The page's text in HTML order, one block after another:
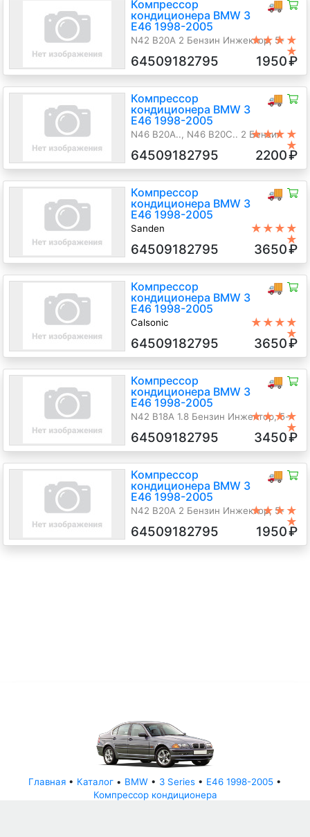
🚚
Компрессор
кондиционера BMW 3
E46 1998-2005
N42 B20A 2 Бензин Инжектор, 5-
★★★★
★
64509182795 1950₽
🚚
Компрессор
кондиционера BMW 3
E46 1998-2005
N46 B20A.., N46 B20C.. 2 Бензин
Инжектор, автомат, Седан, темно-
синий, 2005 г.в.
★★★★
★
64509182795 2200₽
🚚
Компрессор
кондиционера BMW 3
E46 1998-2005
Sanden
N42 B18A 1.8 Бензин Инжектор, 5-
ст.мех., Седан, синий, 2003 г.в.
★★★★
★
64509182795 3650₽
🚚
Компрессор
кондиционера BMW 3
E46 1998-2005
Calsonic
ст.мех., Хэтчбэк 3 дв., черный, 2003
г.в.
★★★★
★
64509182795 3650₽
🚚
Компрессор
кондиционера BMW 3
E46 1998-2005
N42 B18A 1.8 Бензин Инжектор, 5-
ст.мех., Хэтчбэк 3 дв., желтый, 2001
г.в.
★★★★
★
64509182795 3450₽
🚚
Компрессор
кондиционера BMW 3
E46 1998-2005
N42 B20A 2 Бензин Инжектор, 5-
★★★★
★
64509182795 1950₽
Главная • Каталог • BMW • 3 Series • E46 1998-2005 •
Компрессор кондиционера